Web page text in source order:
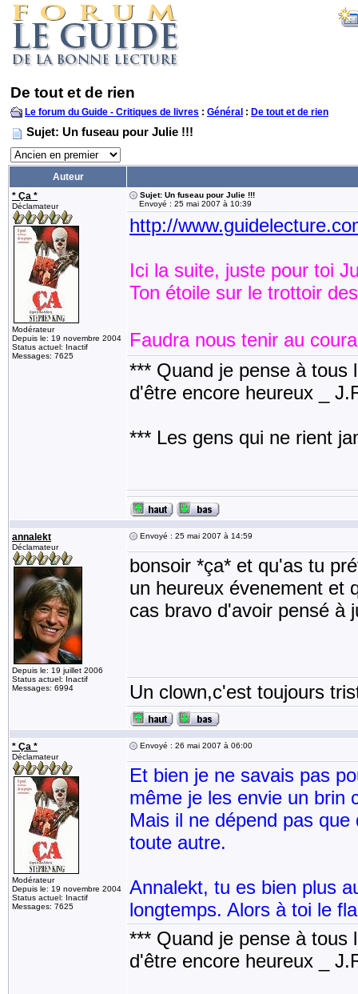
De tout et de rien
Le forum du Guide - Critiques de livres : Général : De tout et de rien
Sujet: Un fuseau pour Julie !!!
Auteur
* Ça *
Déclamateur
Modérateur
Depuis le: 19 novembre 2004
Status actuel: Inactif
Messages: 7625
Sujet: Un fuseau pour Julie !!!
Envoyé : 25 mai 2007 à 10:39
http://
Ici la suite, juste pour toi
Ton étoile sur le trottoir
Faudra nous tenir au
*** Quand je pense à tous
d'être encore heureux _
*** Les gens qui ne rient
annalekt
Déclamateur
Depuis le: 19 juillet 2006
Status actuel: Inactif
Messages: 6994
Envoyé : 25 mai 2007 à 14:59
bonsoir *ça* et qu'as tu
un heureux évenement et
cas bravo d'avoir pensé à
Un clown,c'est toujours
* Ça *
Déclamateur
Modérateur
Depuis le: 19 novembre 2004
Status actuel: Inactif
Messages: 7625
Envoyé : 26 mai 2007 à 06:00
Et bien je ne savais pas
même je les envie un brin
Mais il ne dépend pas
toute autre.
Annalekt, tu es bien plus
longtemps. Alors à toi le
*** Quand je pense à tous
d'être encore heureux _